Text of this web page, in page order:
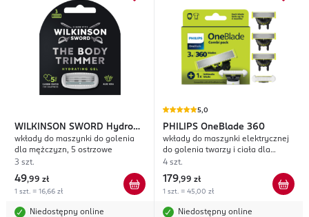
WILKINSON SWORD Hydro
Trim & Shave Skin Protection
wkłady do maszynki do golenia
dla mężczyzn, 5 ostrzowe
3 szt.
49,99 zł
1 szt. = 16,66 zł
Niedostępny online
5,0
PHILIPS OneBlade 360
wkłady do maszynki elektrycznej
do golenia twarzy i ciała dla
mężczyzn, 3 wkłady do twarzy + 1
4 szt.
179,99 zł
1 szt. = 45,00 zł
Niedostępny online